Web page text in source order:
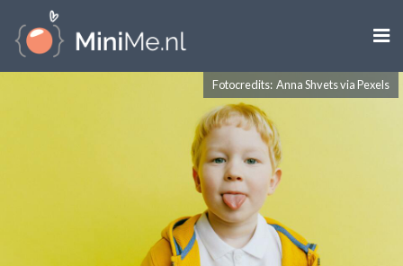

Fotocredits: Anna Shvets via Pexels